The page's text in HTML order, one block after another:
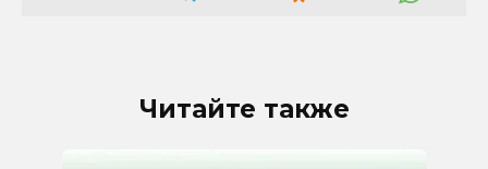
Читайте также